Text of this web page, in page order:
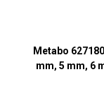
Metabo
mm, 5 mm, 6